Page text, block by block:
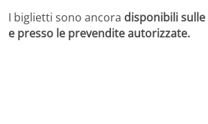
I biglietti sono ancora disponibili
e presso le prevendite autorizzate.